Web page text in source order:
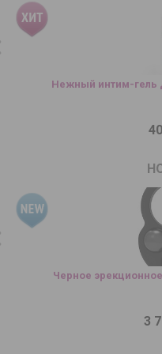
Нежный интим-гель
Черное
3